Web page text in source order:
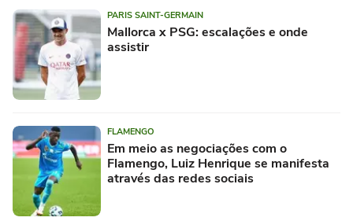
PARIS SAINT-GERMAIN
Mallorca x PSG: escalações e onde
assistir
FLAMENGO
Em meio as negociações com o
Flamengo, Luiz Henrique se manifesta
através das redes sociais